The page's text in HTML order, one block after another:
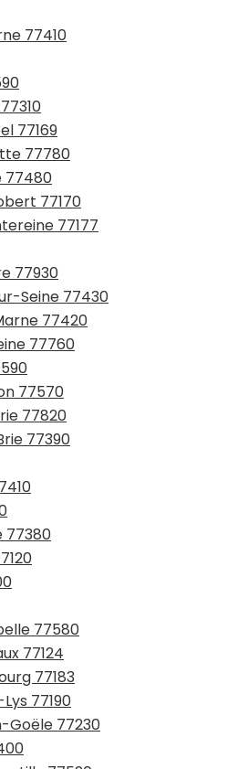
77410
77169
77780
77480
77170
77177
77930
Seine 77430
77420
77760
77570
77820
77390
77380
77580
77124
77183
77190
Goële 77230